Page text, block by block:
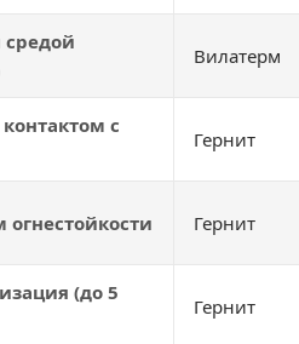
средой
Вилатерм
с
Гернит
Гернит
(до 5
Гернит